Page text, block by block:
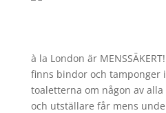
à la London är
finns bindor och tamponger
toaletterna om någon av
och utställare får mens